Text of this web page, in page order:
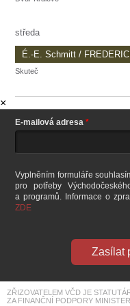
konec v 21:00
středa
É.-E. Schmitt /
Skuteč
×
E-mailová adresa
Vyplněním formuláře
pro potřeby
a programů. Informace o
ZDE
Zasílat
ZŘIZOVATELEM VČD JE
ZA FINANČNÍ PODPORY